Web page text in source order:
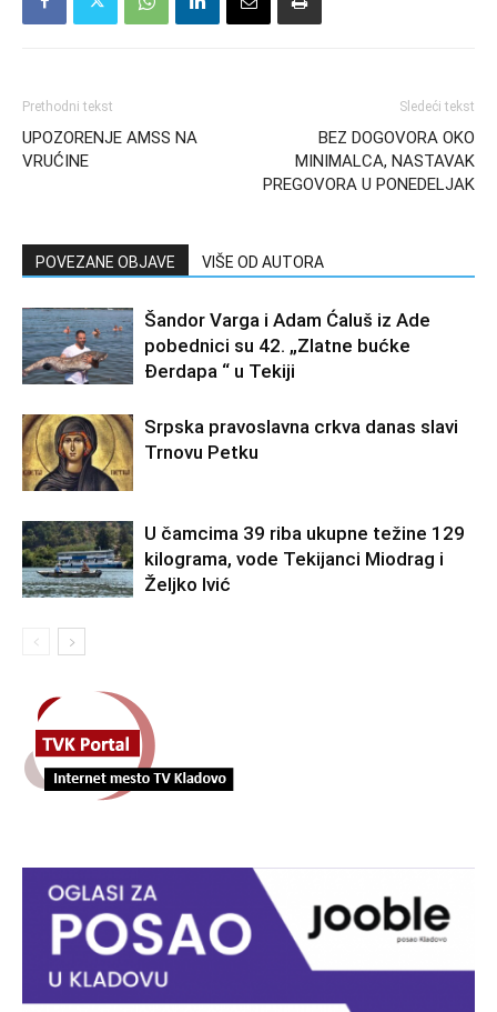
Prethodni tekst
UPOZORENJE AMSS NA
VRUĆINE
Sledeći tekst
BEZ DOGOVORA OKO
MINIMALCA, NASTAVAK
PREGOVORA U PONEDELJAK
POVEZANE OBJAVE VIŠE OD AUTORA
Šandor Varga i Adam Ćaluš iz Ade
pobednici su 42. „Zlatne bućke
Đerdapa “ u Tekiji
Srpska pravoslavna crkva danas slavi
Trnovu Petku
U čamcima 39 riba ukupne težine 129
kilograma, vode Tekijanci Miodrag i
Željko Ivić